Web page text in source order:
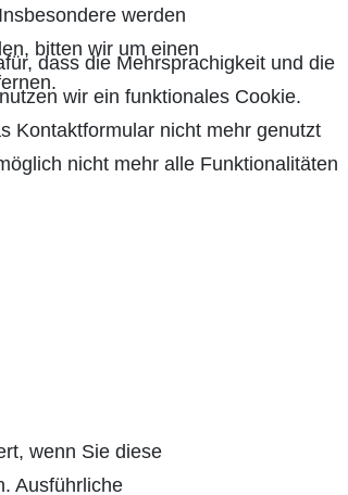
werden
bitten wir um einen
wenn Sie diese
Ausführliche
dass die Mehrsprachigkeit und die
wir ein funktionales Cookie.
Kontaktformular nicht mehr genutzt
nicht mehr alle Funktionalitäten